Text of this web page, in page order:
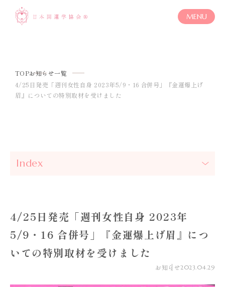
MENU
TOPお知らせ一覧
4/25日発売「週刊女性自身 2023年5/9・16 合併号」『金運爆上げ
眉』についての特別取材を受けました
Index
4/25日発売「週刊女性自身 2023年
5/9・16 合併号」『金運爆上げ眉』につ
いての特別取材を受けました
お知らせ2023.04.29